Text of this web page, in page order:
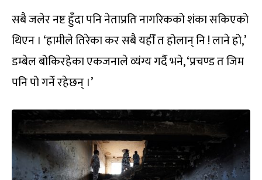
सबै जलेर नष्ट हुँदा पनि नेताप्रति नागरिकको शंका सकिएको
थिएन । ‘हामीले तिरेका कर सबै यहीँ त होलान् नि ! लाने हो,’
डम्बेल बोकिरहेका एकजनाले व्यंग्य गर्दै भने, ‘प्रचण्ड त जिम
पनि पो गर्ने रहेछन् ।’